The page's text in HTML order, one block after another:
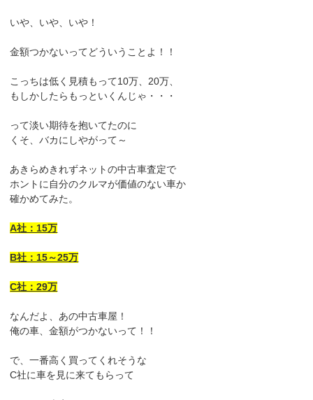
いや、いや、いや！
金額つかないってどういうことよ！！
こっちは低く見積もって10万、20万、
もしかしたらもっといくんじゃ・・・
って淡い期待を抱いてたのに
くそ、バカにしやがって～
あきらめきれずネットの中古車査定で
ホントに自分のクルマが価値のない車か
確かめてみた。
A社：15万
B社：15～25万
C社：29万
なんだよ、あの中古車屋！
俺の車、金額がつかないって！！
で、一番高く買ってくれそうな
C社に車を見に来てもらって